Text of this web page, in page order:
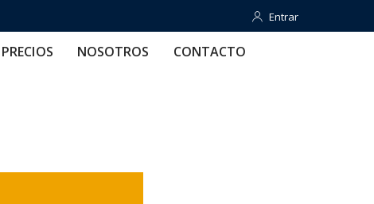
Entrar
Entrar
PRECIOS NOSOTROS CONTACTO